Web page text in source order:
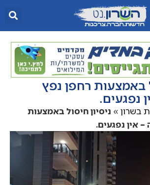
באמצעות רחפן נפץ
נפגעים.
בשרון » ניסיון חיסול באמצעות
– אין נפגעים.